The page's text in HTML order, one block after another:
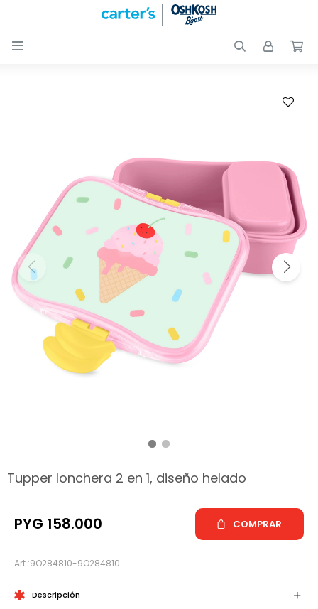

Tupper lonchera 2 en 1, diseño helado
9O284810-9O284810
PYG 158.000 COMPRAR
Descripción
Nuevos
Calzado
Club
Carter
´s
OUTLET
Skip-